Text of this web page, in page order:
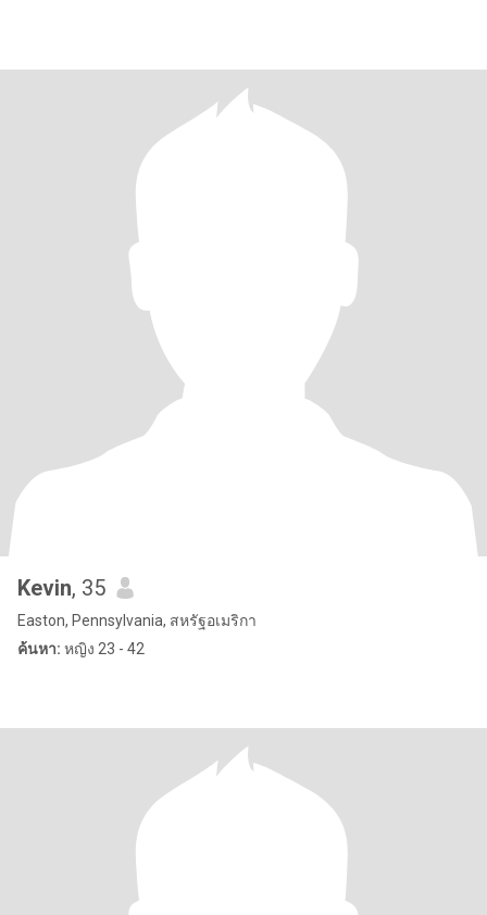
Kevin, 35
Easton, Pennsylvania, สหรัฐอเมริกา
ค้นหา: หญิง 23 - 42